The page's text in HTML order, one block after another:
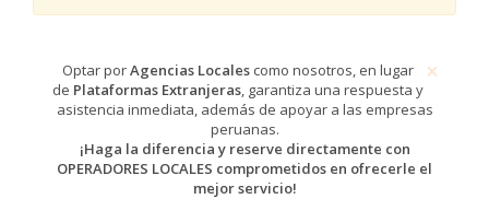
×
​​​Optar porAgencias Locales como nosotros, en lugar
de Plataformas Extranjeras , garantiza una respuesta y
asistencia inmediata, además de apoyar a las empresas
peruanas.
¡Haga la diferencia y reserve directamente con
OPERADORES LOCALES comprometidos en ofrecerle el
mejor servicio!